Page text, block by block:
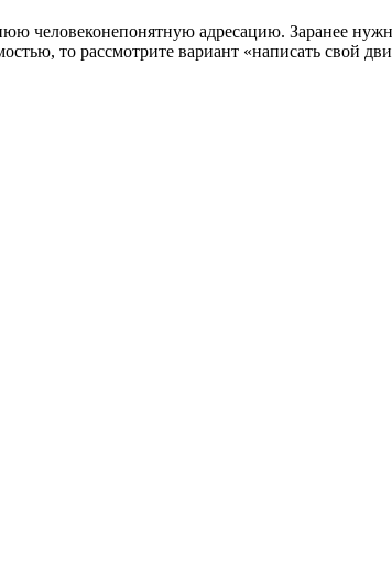
человеконепонятную адресацию. Заранее
то рассмотрите вариант «написать свой